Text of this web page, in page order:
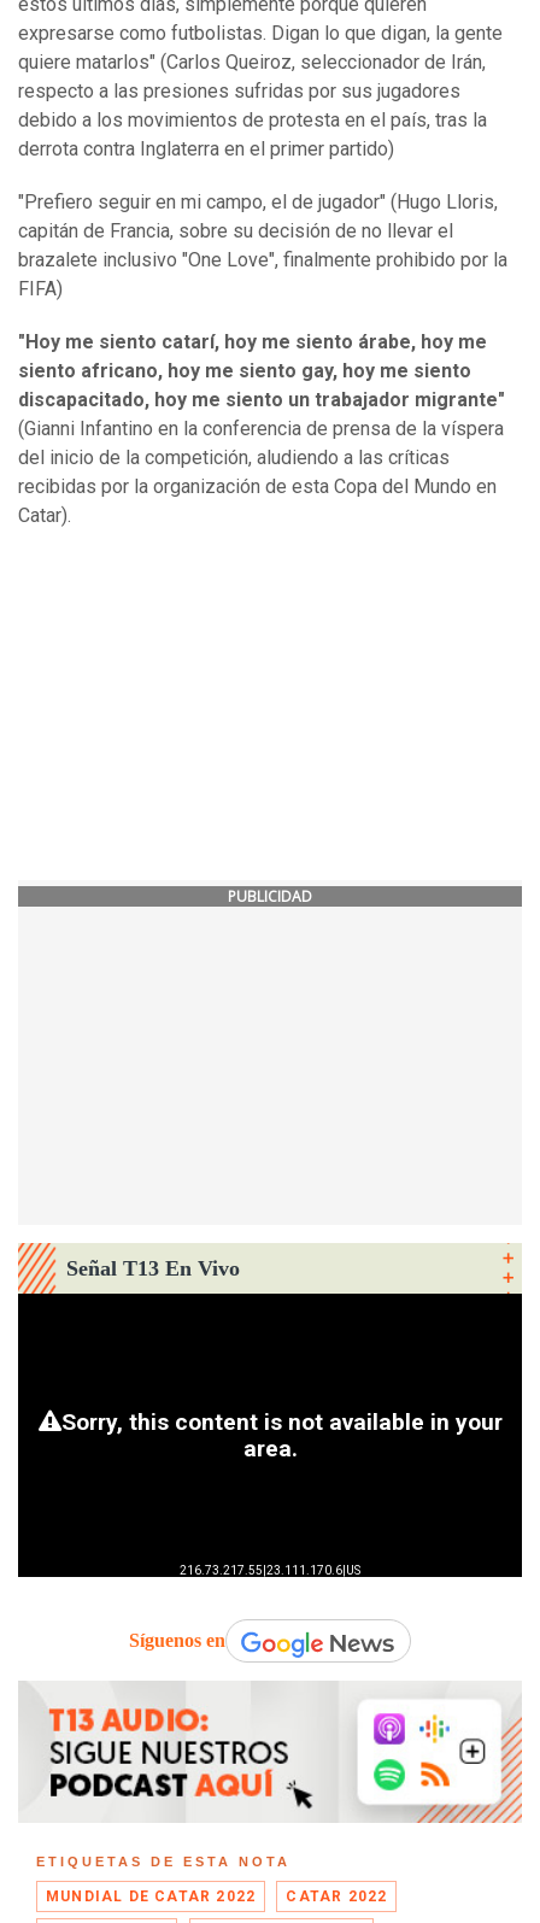
estos últimos días, simplemente porque quieren
expresarse como futbolistas. Digan lo que digan, la gente
quiere matarlos" (Carlos Queiroz, seleccionador de Irán,
respecto a las presiones sufridas por sus jugadores
debido a los movimientos de protesta en el país, tras la
derrota contra Inglaterra en el primer partido)
"Prefiero seguir en mi campo, el de jugador" (Hugo Lloris,
capitán de Francia, sobre su decisión de no llevar el
brazalete inclusivo "One Love", finalmente prohibido por la
FIFA)
"Hoy me siento catarí, hoy me siento árabe, hoy me
siento africano, hoy me siento gay, hoy me siento
discapacitado, hoy me siento un trabajador migrante"
(Gianni Infantino en la conferencia de prensa de la víspera
del inicio de la competición, aludiendo a las críticas
recibidas por la organización de esta Copa del Mundo en
Catar).
PUBLICIDAD
Señal T13 En Vivo
Síguenos en
ETIQUETAS DE ESTA NOTA
MUNDIAL DE CATAR 2022 CATAR 2022